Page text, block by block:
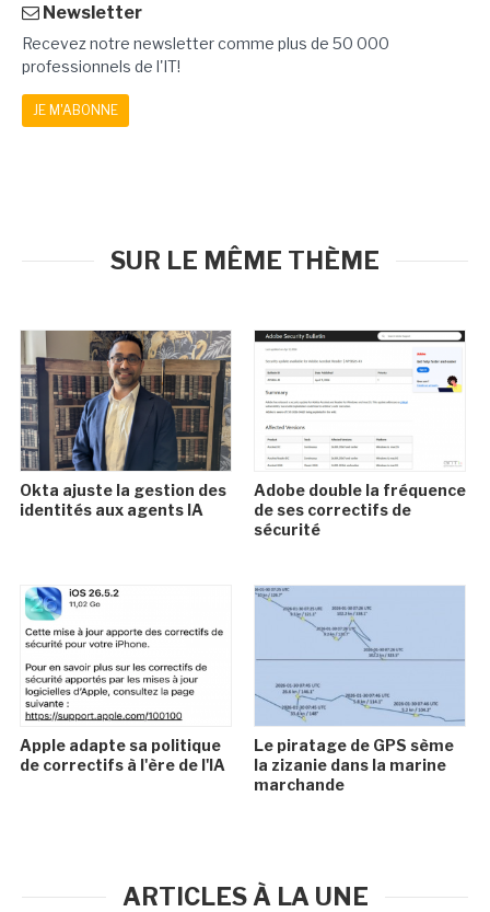
Newsletter
Recevez notre newsletter comme plus de 50 000
professionnels de l'IT!
JE M'ABONNE
SUR LE MÊME THÈME
Okta ajuste la gestion des
identités aux agents IA
Adobe double la fréquence
de ses correctifs de
sécurité
Apple adapte sa politique
de correctifs à l'ère de l'IA
Le piratage de GPS sème
la zizanie dans la marine
marchande
ARTICLES À LA UNE